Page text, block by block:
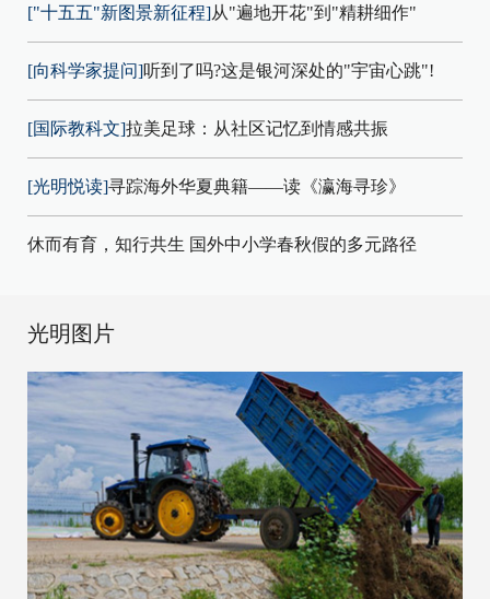
["十五五"新图景新征程]从"遍地开花"到"精耕细作"
[向科学家提问]听到了吗?这是银河深处的"宇宙心跳"!
[国际教科文]拉美足球：从社区记忆到情感共振
[光明悦读]寻踪海外华夏典籍——读《瀛海寻珍》
休而有育，知行共生 国外中小学春秋假的多元路径
光明图片